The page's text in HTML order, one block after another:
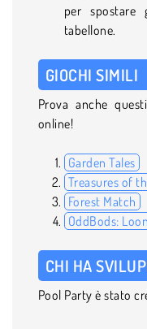
per
tabellone.
GIOCHI SIMILI
Prova anche
online!
Garden Tales
Treasures of
Forest Match
OddBods:
CHI HA
Pool Party è stato